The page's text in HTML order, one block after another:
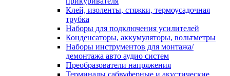
Клей, изоленты, стяжки, термоусадочная
трубка
Наборы для подключения усилителей
Конденсаторы, аккумуляторы, вольтметры
Наборы инструментов для монтажа/
демонтажа авто аудио систем
Преобразователи напряжения
Терминалы сабвуферные и акустические